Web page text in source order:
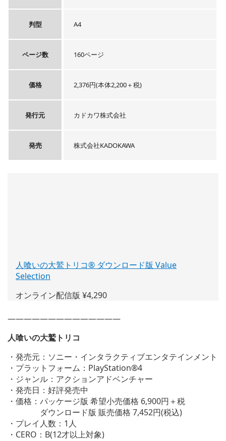
判型 A4
ページ数 160ページ
価格 2,376円(本体2,200＋税)
発行元 カドカワ株式会社
発売 株式会社KADOKAWA
人喰いの大鷲トリコ® ダウンロード版 Value
Selection
い
ィ
ン
ド
ウ
で
開
く)
オンライン配信版 ¥4,290
——————————————
人喰いの大鷲トリコ
・発売元：ソニー・インタラクティブエンタテインメント
・プラットフォーム：PlayStation®4
・ジャンル：アクションアドベンチャー
・発売日：好評発売中
・価格：パッケージ版 希望小売価格 6,900円＋税
ダウンロード版 販売価格 7,452円(税込)
・プレイ人数：1人
・CERO：B(12才以上対象)